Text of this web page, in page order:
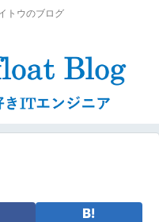
トウのブログ